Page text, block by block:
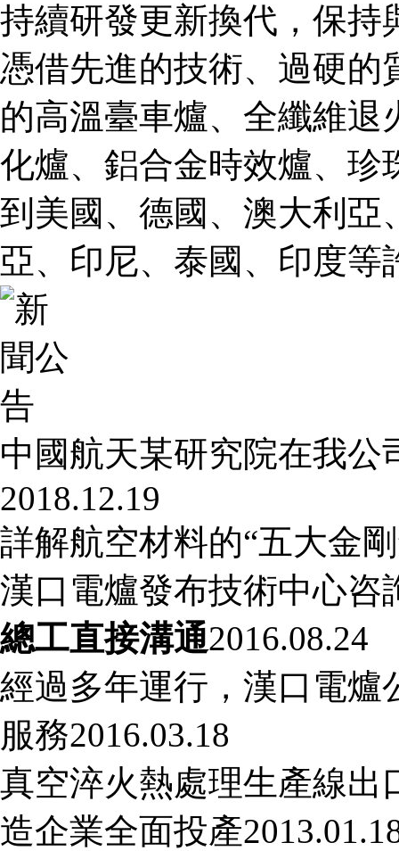
持續研發更新換代，保持
憑借先進的技術、過硬
的高溫臺車爐、全纖維
化爐、鋁合金時效爐、珍
到美國、德國、澳大利亞
亞、印尼、泰國、印度等
中國航天某研究院在我
2018.12.19
詳解航空材料的“五大金
漢口電爐發布技術中心咨
總工直接溝通2016.08.24
經過多年運行，漢口電爐
服務2016.03.18
真空淬火熱處理生產線出
造企業全面投產